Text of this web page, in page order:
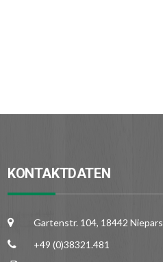
KONTAKTDATEN
Gartenstr. 104, 18442 Niepars
+49 (0)38321.481